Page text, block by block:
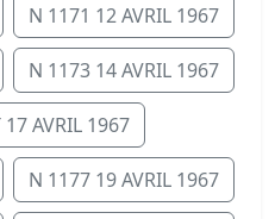
N 1171 12 AVRIL 1967
N 1173 14 AVRIL 1967
AVRIL 1967
N 1177 19 AVRIL 1967